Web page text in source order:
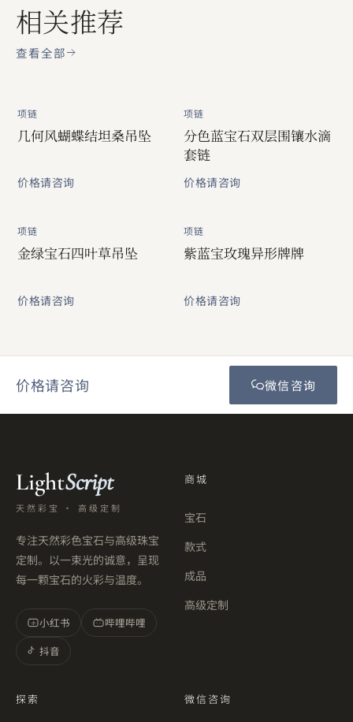
相关推荐
查看全部
项链
几何风蝴蝶结坦桑吊坠
价格请咨询
项链
分色蓝宝石双层围镶水滴
套链
价格请咨询
项链
金绿宝石四叶草吊坠
价格请咨询
项链
紫蓝宝玫瑰异形牌牌
价格请咨询
价格请咨询 微信咨询
LightScript
天然彩宝 · 高级定制
专注天然彩色宝石与高级珠宝
定制。以一束光的诚意，呈现
每一颗宝石的火彩与温度。
小 小红书
哔哩哔哩
抖音
商城
宝石
款式
成品
高级定制
探索 微信咨询